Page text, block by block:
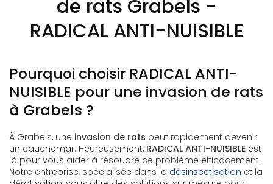
de rats Grabels -
RADICAL ANTI-NUISIBLE
Pourquoi choisir RADICAL ANTI-
NUISIBLE pour une invasion de rats
à Grabels ?
À Grabels, une invasion de rats peut rapidement devenir
un cauchemar. Heureusement, RADICAL ANTI-NUISIBLE est
là pour vous aider à résoudre ce problème efficacement.
Notre entreprise, spécialisée dans la désinsectisation et la